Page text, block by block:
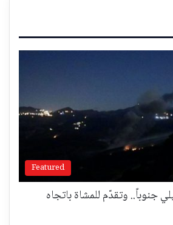
Featured
جنوباً.. وتقدّم للمشاة باتجاه